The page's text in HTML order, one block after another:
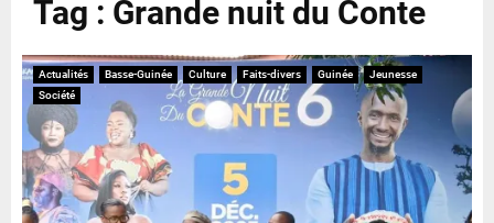
U
Tag : Grande nuit du Conte
Actualités Basse-Guinée Culture Faits-divers Guinée
Jeunesse
Société